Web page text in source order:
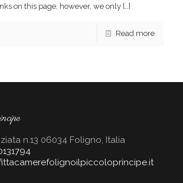
on this page, however, we only […]
Read more
n.13 06034 Foligno, Italia